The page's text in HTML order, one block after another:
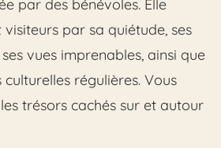
par des bénévoles. Elle
par sa quiétude, ses
vues imprenables, ainsi que
régulières. Vous
trésors cachés sur et autour